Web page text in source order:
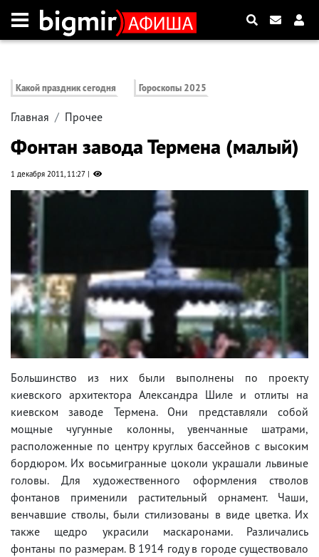
Какой праздник сегодня Гороскопы 2025
Главная Прочее
Фонтан завода Термена (малый)
1 декабря 2011, 11:27
Большинство из них были выполнены по проекту
киевского архитектора Александра Шиле и отлиты на
киевском заводе Термена. Они представляли собой
мощные чугунные колонны, увенчанные шатрами,
расположенные по центру круглых бассейнов с высоким
бордюром. Их восьмигранные цоколи украшали львиные
головы. Для художественного оформления стволов
фонтанов применили растительный орнамент. Чаши,
венчавшие стволы, были стилизованы в виде цветка. Их
также щедро украсили маскаронами. Различались
фонтаны по размерам. В 1914 году в городе существовало